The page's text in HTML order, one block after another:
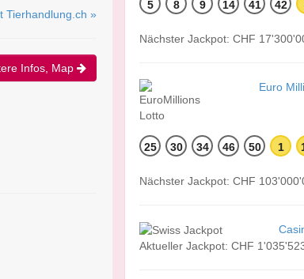
Tierhandlung.ch »
Infos, Map
5 8 9 14 41 42
Nächster Jackpot: CHF
Euro
25 30 34 46 50 1
Nächster Jackpot: CHF
Aktueller Jackpot: CHF